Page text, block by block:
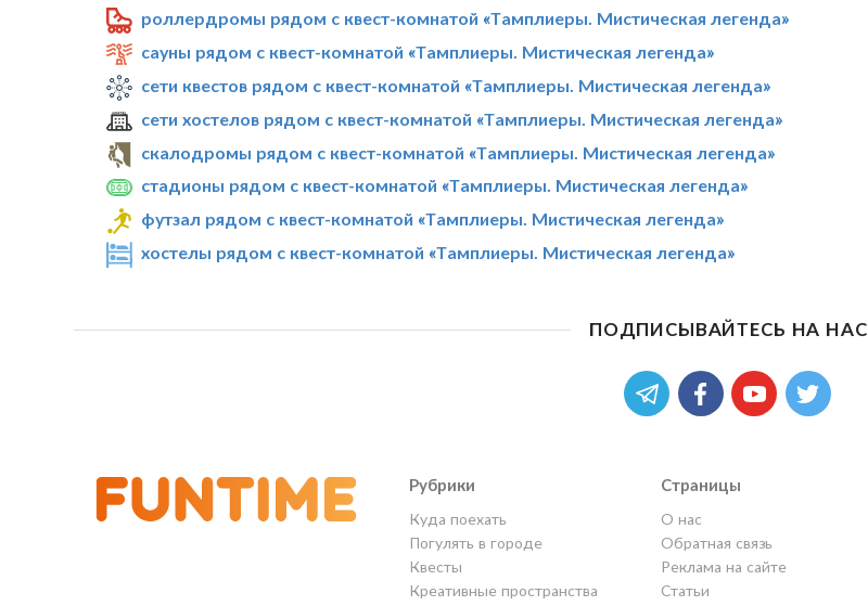
роллердромы рядом с квест-комнатой «Тамплиеры. Мистическая легенда»
сауны рядом с квест-комнатой «Тамплиеры. Мистическая легенда»
сети квестов рядом с квест-комнатой «Тамплиеры. Мистическая легенда»
сети хостелов рядом с квест-комнатой «Тамплиеры. Мистическая легенда»
скалодромы рядом с квест-комнатой «Тамплиеры. Мистическая легенда»
стадионы рядом с квест-комнатой «Тамплиеры. Мистическая легенда»
футзал рядом с квест-комнатой «Тамплиеры. Мистическая легенда»
хостелы рядом с квест-комнатой «Тамплиеры. Мистическая легенда»
ПОДПИСЫВАЙТЕСЬ НА НАС
Рубрики
Куда поехать
Погулять в городе
Квесты
Креативные пространства
Страницы
О нас
Обратная связь
Реклама на сайте
Статьи